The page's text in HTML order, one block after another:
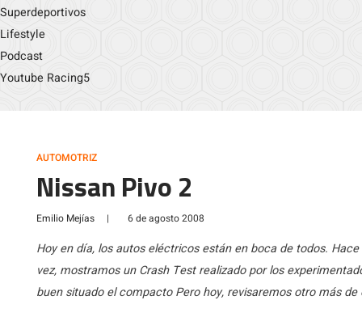
Superdeportivos
Lifestyle
Podcast
Youtube Racing5
AUTOMOTRIZ
Nissan Pivo 2
Emilio Mejías | 6 de agosto 2008
Hoy en día, los autos eléctricos están en boca de todos.
vez, mostramos un Crash Test realizado por los
buen situado el compacto Pero hoy, revisaremos otro más